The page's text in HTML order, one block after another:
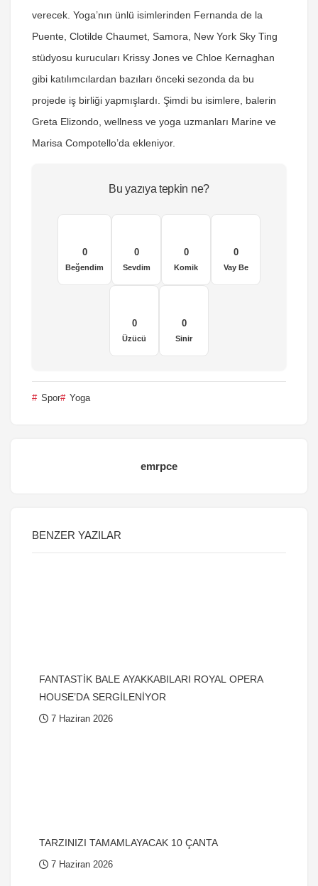
verecek. Yoga’nın ünlü isimlerinden Fernanda de la
Puente, Clotilde Chaumet, Samora, New York Sky Ting
stüdyosu kurucuları Krissy Jones ve Chloe Kernaghan
gibi katılımcılardan bazıları önceki sezonda da bu
projede iş birliği yapmışlardı. Şimdi bu isimlere, balerin
Greta Elizondo, wellness ve yoga uzmanları Marine ve
Marisa Compotello’da ekleniyor.
Bu yazıya tepkin ne?
0
Beğendim
0
Sevdim
0
Komik
0
Vay Be
0
Üzücü
0
Sinir
Spor Yoga
emrpce
BENZER YAZILAR
FANTASTİK BALE AYAKKABILARI ROYAL OPERA
HOUSE’DA SERGİLENİYOR
7 Haziran 2026
TARZINIZI TAMAMLAYACAK 10 ÇANTA
7 Haziran 2026